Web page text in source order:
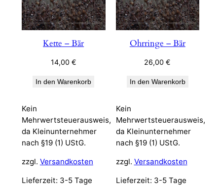
Kette – Bär
14,00 €
In den Warenkorb
Kein
Mehrwertsteuerausweis,
da Kleinunternehmer
nach §19 (1) UStG.
zzgl. Versandkosten
Lieferzeit: 3-5 Tage
Ohrringe – Bär
26,00€
In den Warenkorb
Kein
Mehrwertsteuerausweis,
da Kleinunternehmer
nach §19 (1) UStG.
zzgl. Versandkosten
Lieferzeit: 3-5 Tage